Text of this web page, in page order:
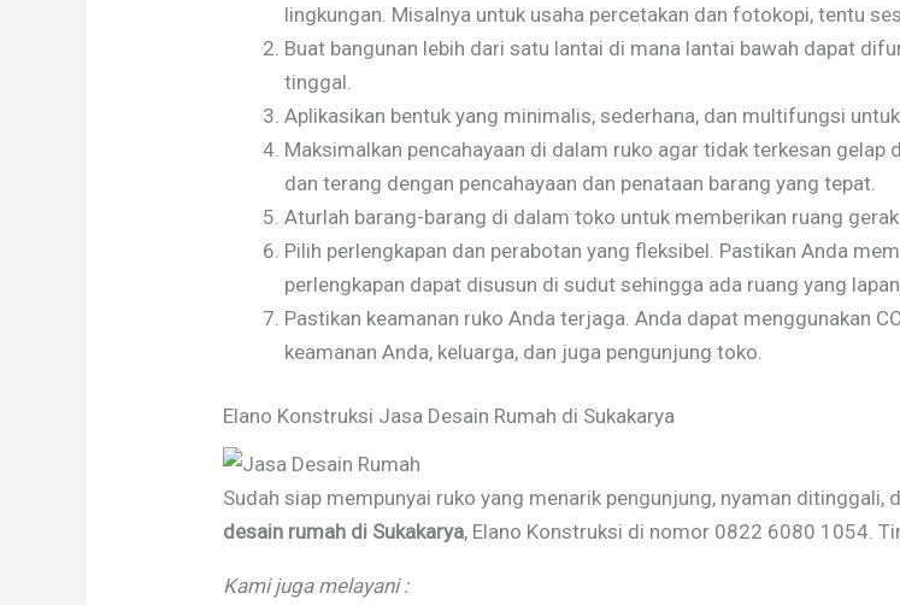
lingkungan. Misalnya untuk usaha percetakan dan fotokopi, tentu
Buat bangunan lebih dari satu lantai di mana lantai bawah dapat
tinggal.
Aplikasikan bentuk yang minimalis, sederhana, dan multifungsi
Maksimalkan pencahayaan di dalam ruko agar tidak terkesan
dan terang dengan pencahayaan dan penataan barang yang tepat.
Aturlah barang-barang di dalam toko untuk memberikan ruang
Pilih perlengkapan dan perabotan yang fleksibel. Pastikan Anda
perlengkapan dapat disusun di sudut sehingga ada ruang yang
Pastikan keamanan ruko Anda terjaga. Anda dapat menggunakan
keamanan Anda, keluarga, dan juga pengunjung toko.
Elano Konstruksi Jasa Desain Rumah di Sukakarya
Sudah siap mempunyai ruko yang menarik pengunjung, nyaman
desain rumah di Sukakarya, Elano Konstruksi di nomor 0822 6080 1054.
Kami juga melayani :